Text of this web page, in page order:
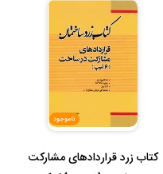
ناموجود
کتاب زرد قراردادهای مشارکت